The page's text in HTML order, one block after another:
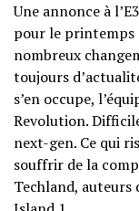
Une annonce à
pour le printemps
nombreux
toujours
s’en occupe,
Revolution.
next-gen. Ce qui
souffrir de la
Techland,